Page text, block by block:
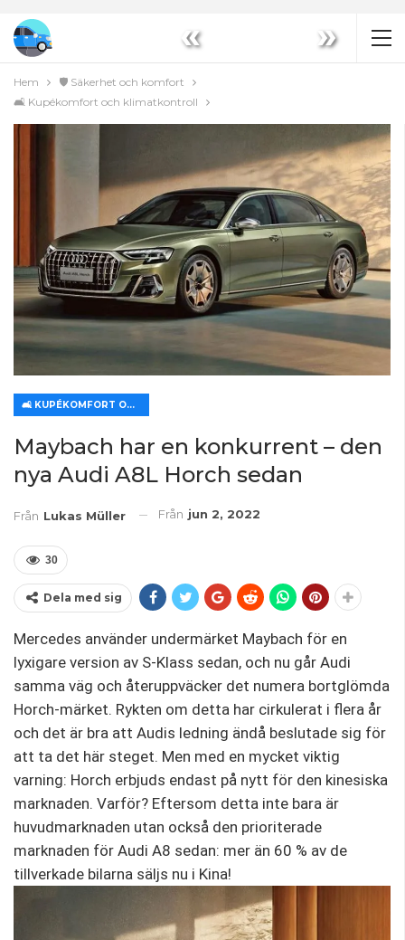
« »
Hem
🛡️ Säkerhet och komfort
🛋️ Kupékomfort och klimatkontroll
🛋️ KUPÉKOMFORT OCH KLIMATKONTROLL
Maybach har en konkurrent – den
nya Audi A8L Horch sedan
Från Lukas Müller Från jun 2, 2022
30
Dela med sig
Mercedes använder undermärket Maybach för en
lyxigare version av S-Klass sedan, och nu går Audi
samma väg och återuppväcker det numera bortglömda
Horch-märket. Rykten om detta har cirkulerat i flera år
och det är bra att Audis ledning ändå beslutade sig för
att ta det här steget. Men med en mycket viktig
varning: Horch erbjuds endast på nytt för den kinesiska
marknaden. Varför? Eftersom detta inte bara är
huvudmarknaden utan också den prioriterade
marknaden för Audi A8 sedan: mer än 60 % av de
tillverkade bilarna säljs nu i Kina!